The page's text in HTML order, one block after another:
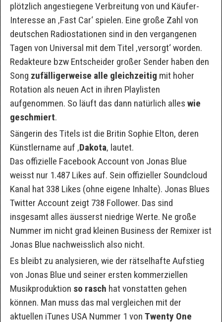
plötzlich angestiegene Verbreitung von und Käufer-
Interesse an ‚Fast Car‘ spielen. Eine große Zahl von
deutschen Radiostationen sind in den vergangenen
Tagen von Universal mit dem Titel ‚versorgt‘ worden.
Redakteure bzw Entscheider großer Sender haben den
Song zufälligerweise alle gleichzeitig mit hoher
Rotation als neuen Act in ihren Playlisten
aufgenommen. So läuft das dann natürlich alles wie
geschmiert.
Sängerin des Titels ist die Britin Sophie Elton, deren
Künstlername auf ‚Dakota‚ lautet.
Das offizielle Facebook Account von Jonas Blue
weisst nur 1.487 Likes auf. Sein offizieller Soundcloud
Kanal hat 338 Likes (ohne eigene Inhalte). Jonas Blues
Twitter Account zeigt 738 Follower. Das sind
insgesamt alles äusserst niedrige Werte. Ne große
Nummer im nicht grad kleinen Business der Remixer ist
Jonas Blue nachweisslich also nicht.
Es bleibt zu analysieren, wie der rätselhafte Aufstieg
von Jonas Blue und seiner ersten kommerziellen
Musikproduktion so rasch hat vonstatten gehen
können. Man muss das mal vergleichen mit der
aktuellen iTunes USA Nummer 1 von Twenty One